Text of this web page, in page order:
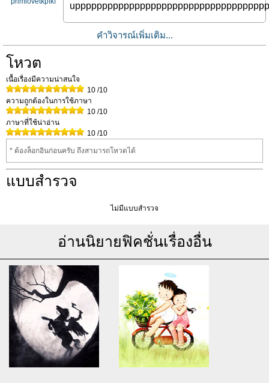
คำวิจารณ์เพิ่มเติม...
โหวต
เนื้อเรื่องมีความน่าสนใจ
10 /10
ความถูกต้องในการใช้ภาษา
10 /10
ภาษาที่ใช้น่าอ่าน
10 /10
* ต้องล็อกอินก่อนครับ ถึงสามารถโหวดได้
แบบสำรวจ
ไม่มีแบบสำรวจ
อ่านนิยายฟิคชั่นเรื่องอื่น